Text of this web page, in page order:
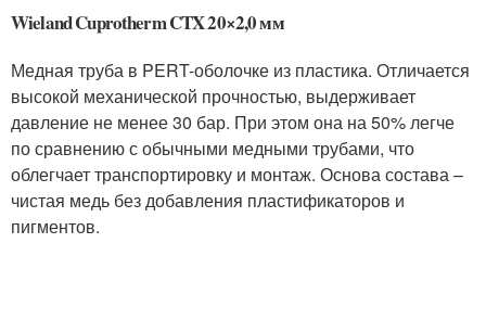
Wieland Cuprotherm CTX 20×2,0 мм
Медная труба в PERT-оболочке из пластика. Отличается
высокой механической прочностью, выдерживает
давление не менее 30 бар. При этом она на 50% легче
по сравнению с обычными медными трубами, что
облегчает транспортировку и монтаж. Основа состава –
чистая медь без добавления пластификаторов и
пигментов.